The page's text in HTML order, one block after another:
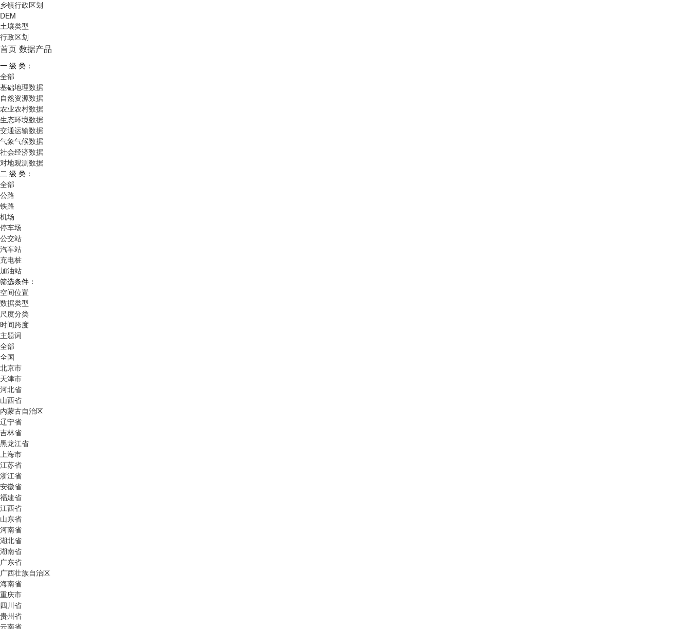
乡镇行政区划
DEM
土壤类型
行政区划
首页 数据产品
一 级 类：
全部
基础地理数据
自然资源数据
农业农村数据
生态环境数据
交通运输数据
气象气候数据
社会经济数据
对地观测数据
二 级 类：
全部
公路
铁路
机场
停车场
公交站
汽车站
充电桩
加油站
筛选条件：
空间位置
数据类型
尺度分类
时间跨度
主题词
全部
全国
北京市
天津市
河北省
山西省
内蒙古自治区
辽宁省
吉林省
黑龙江省
上海市
江苏省
浙江省
安徽省
福建省
江西省
山东省
河南省
湖北省
湖南省
广东省
广西壮族自治区
海南省
重庆市
四川省
贵州省
云南省